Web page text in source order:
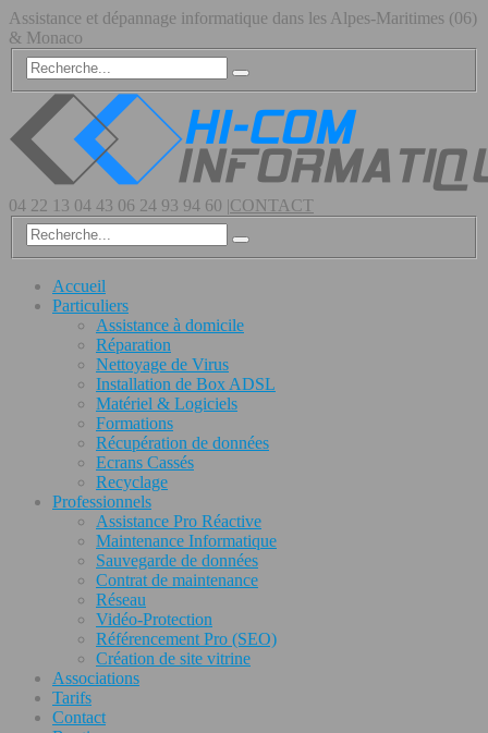
Assistance et dépannage informatique dans les Alpes-Maritimes (06)
& Monaco
04 22 13 04 43 06 24 93 94 60 |CONTACT
Accueil
Particuliers
Assistance à domicile
Réparation
Nettoyage de Virus
Installation de Box ADSL
Matériel & Logiciels
Formations
Récupération de données
Ecrans Cassés
Recyclage
Professionnels
Assistance Pro Réactive
Maintenance Informatique
Sauvegarde de données
Contrat de maintenance
Réseau
Vidéo-Protection
Référencement Pro (SEO)
Création de site vitrine
Associations
Tarifs
Contact